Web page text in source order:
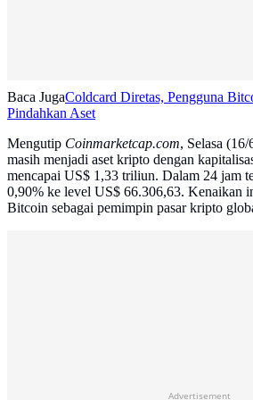
Baca JugaColdcard Diretas, Pengguna
Pindahkan Aset
Mengutip Coinmarketcap.com, Selasa
masih menjadi aset kripto dengan
mencapai US$ 1,33 triliun. Dalam 24 jam
0,90% ke level US$ 66.306,63. Kenaikan
Bitcoin sebagai pemimpin pasar kripto
Advertisement